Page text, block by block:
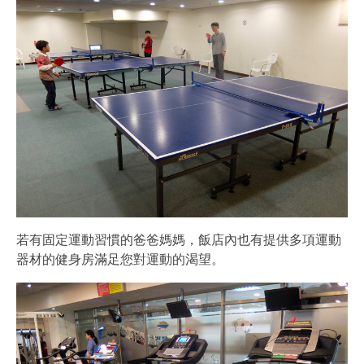
若有固定運動習慣的爸爸媽媽，飯店內也有提供多項運動
器材的健身房滿足您對運動的渴望。